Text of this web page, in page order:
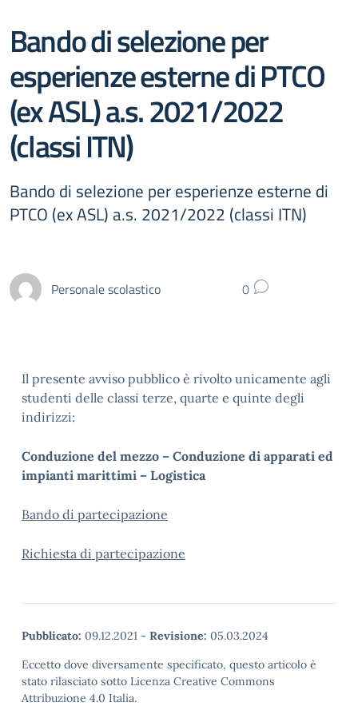
Bando di selezione per
esperienze esterne di PTCO
(ex ASL) a.s. 2021/2022
(classi ITN)
Bando di selezione per esperienze esterne di
PTCO (ex ASL) a.s. 2021/2022 (classi ITN)
Personale scolastico 0
Il presente avviso pubblico è rivolto unicamente agli
studenti delle classi terze, quarte e quinte degli
indirizzi:
Conduzione del mezzo – Conduzione di apparati ed
impianti marittimi – Logistica
Bando di partecipazione
Richiesta di partecipazione
Pubblicato: 09.12.2021 - Revisione: 05.03.2024
Eccetto dove diversamente specificato, questo articolo è
stato rilasciato sotto Licenza Creative Commons
Attribuzione 4.0 Italia.